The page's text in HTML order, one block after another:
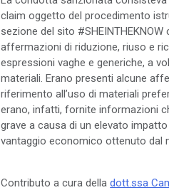
claim oggetto del procedimento
sezione del sito
affermazioni di riduzione, riuso e
espressioni vaghe e generiche, a
materiali. Erano presenti alcune
riferimento all’uso di materiali
erano, infatti, fornite informazioni
grave a causa di un elevato
vantaggio economico ottenuto dal
Contributo a cura delladott.ssa